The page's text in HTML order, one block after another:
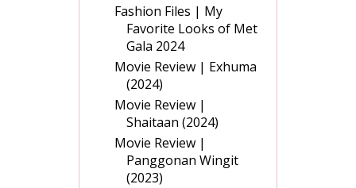
Fashion Files | My
Favorite Looks of Met
Gala 2024
Movie Review | Exhuma
(2024)
Movie Review |
Shaitaan (2024)
Movie Review |
Panggonan Wingit
(2023)